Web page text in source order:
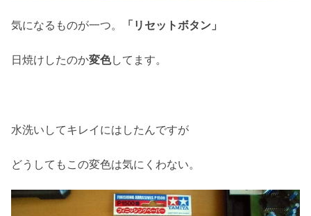
気になるものが一つ。 「リセットボタン」
日焼けしたのか変色してます。
水洗いしてキレイにはしたんですが
どうしてもこの変色は気にくわない。